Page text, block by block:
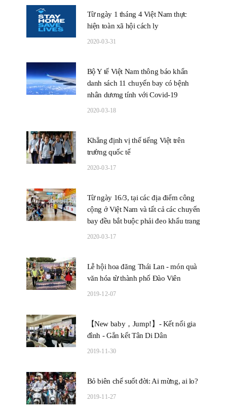
Từ ngày 1 tháng 4 Việt Nam thực
hiện toàn xã hội cách ly
2020-03-31
Bộ Y tế Việt Nam thông báo khẩn
danh sách 11 chuyến bay có bệnh
nhân dương tính với Covid-19
2020-03-18
Khẳng định vị thế tiếng Việt trên
trường quốc tế
2020-03-17
Từ ngày 16/3, tại các địa điểm công
cộng ở Việt Nam và tất cả các chuyến
bay đều bắt buộc phải đeo khẩu trang
2020-03-17
Lễ hội hoa đăng Thái Lan - món quà
văn hóa từ thành phố Đào Viên
2019-12-07
【New baby，Jump!】- Kết nối gia
đình - Gắn kết Tân Di Dân
2019-11-30
Bỏ biên chế suốt đời: Ai mừng, ai lo?
2019-11-27